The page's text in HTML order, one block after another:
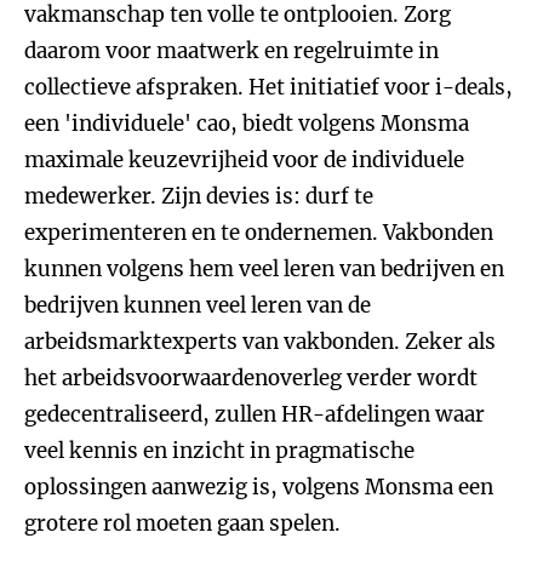
vakmanschap ten volle te ontplooien. Zorg
daarom voor maatwerk en regelruimte in
collectieve afspraken. Het initiatief voor i-deals,
een 'individuele' cao, biedt volgens Monsma
maximale keuzevrijheid voor de individuele
medewerker. Zijn devies is: durf te
experimenteren en te ondernemen. Vakbonden
kunnen volgens hem veel leren van bedrijven en
bedrijven kunnen veel leren van de
arbeidsmarktexperts van vakbonden. Zeker als
het arbeidsvoorwaardenoverleg verder wordt
gedecentraliseerd, zullen HR-afdelingen waar
veel kennis en inzicht in pragmatische
oplossingen aanwezig is, volgens Monsma een
grotere rol moeten gaan spelen.